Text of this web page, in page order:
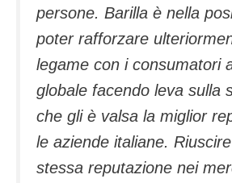
persone. Barilla è nella
poter rafforzare
legame con i consumatori
globale facendo leva sulla
che gli è valsa la miglior
le aziende italiane.
stessa reputazione nei